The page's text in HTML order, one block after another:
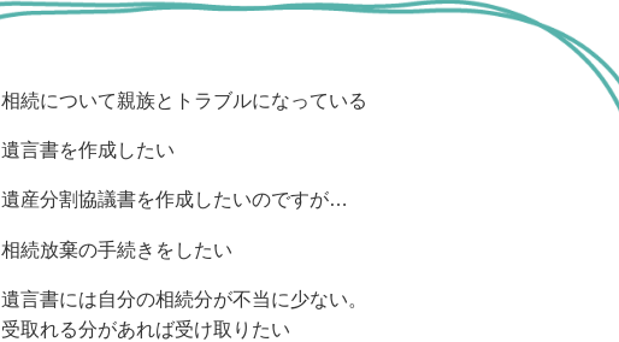
相続について親族とトラブルになっている
遺言書を作成したい
遺産分割協議書を作成したいのですが…
相続放棄の手続きをしたい
遺言書には自分の相続分が不当に少ない。
受取れる分があれば受け取りたい